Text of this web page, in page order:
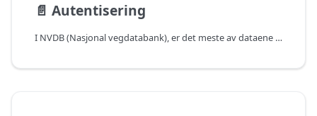
📄️ Autentisering
I NVDB (Nasjonal vegdatabank), er det meste av dataene åpent tilgjengelige og krever ingen autentisering. Imidlertid er det visse unntak: